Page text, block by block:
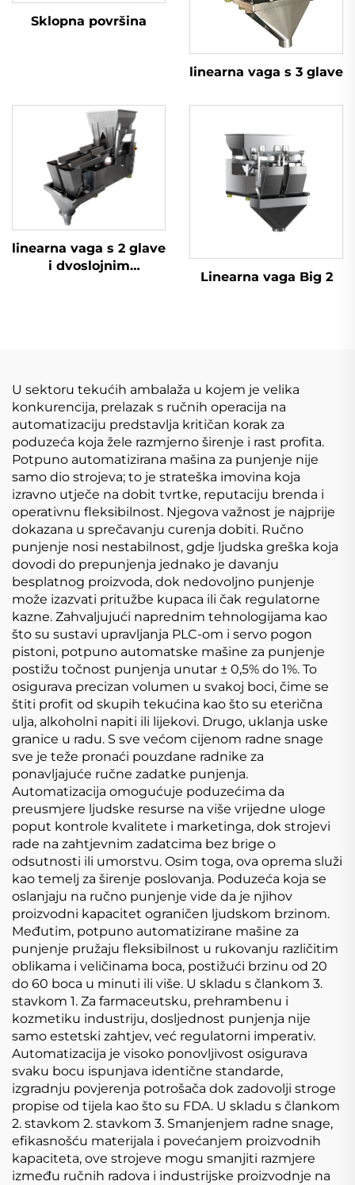
Sklopna površina
linearna vaga s 3 glave
linearna vaga s 2 glave
i dvoslojnim
Linearna vaga Big 2
U sektoru tekućih ambalaža u kojem je velika
konkurencija, prelazak s ručnih operacija na
automatizaciju predstavlja kritičan korak za
poduzeća koja žele razmjerno širenje i rast profita.
Potpuno automatizirana mašina za punjenje nije
samo dio strojeva; to je strateška imovina koja
izravno utječe na dobit tvrtke, reputaciju brenda i
operativnu fleksibilnost. Njegova važnost je najprije
dokazana u sprečavanju curenja dobiti. Ručno
punjenje nosi nestabilnost, gdje ljudska greška koja
dovodi do prepunjenja jednako je davanju
besplatnog proizvoda, dok nedovoljno punjenje
može izazvati pritužbe kupaca ili čak regulatorne
kazne. Zahvaljujući naprednim tehnologijama kao
što su sustavi upravljanja PLC-om i servo pogon
pistoni, potpuno automatske mašine za punjenje
postižu točnost punjenja unutar ± 0,5% do 1%. To
osigurava precizan volumen u svakoj boci, čime se
štiti profit od skupih tekućina kao što su eterična
ulja, alkoholni napiti ili lijekovi. Drugo, uklanja uske
granice u radu. S sve većom cijenom radne snage
sve je teže pronaći pouzdane radnike za
ponavljajuće ručne zadatke punjenja.
Automatizacija omogućuje poduzećima da
preusmjere ljudske resurse na više vrijedne uloge
poput kontrole kvalitete i marketinga, dok strojevi
rade na zahtjevnim zadatcima bez brige o
odsutnosti ili umorstvu. Osim toga, ova oprema služi
kao temelj za širenje poslovanja. Poduzeća koja se
oslanjaju na ručno punjenje vide da je njihov
proizvodni kapacitet ograničen ljudskom brzinom.
Međutim, potpuno automatizirane mašine za
punjenje pružaju fleksibilnost u rukovanju različitim
oblikama i veličinama boca, postižući brzinu od 20
do 60 boca u minuti ili više. U skladu s člankom 3.
stavkom 1. Za farmaceutsku, prehrambenu i
kozmetiku industriju, dosljednost punjenja nije
samo estetski zahtjev, već regulatorni imperativ.
Automatizacija je visoko ponovljivost osigurava
svaku bocu ispunjava identične standarde,
izgradnju povjerenja potrošača dok zadovolji stroge
propise od tijela kao što su FDA. U skladu s člankom
2. stavkom 2. stavkom 3. Smanjenjem radne snage,
efikasnošću materijala i povećanjem proizvodnih
kapaciteta, ove strojeve mogu smanjiti razmjere
između ručnih radova i industrijske proizvodnje na